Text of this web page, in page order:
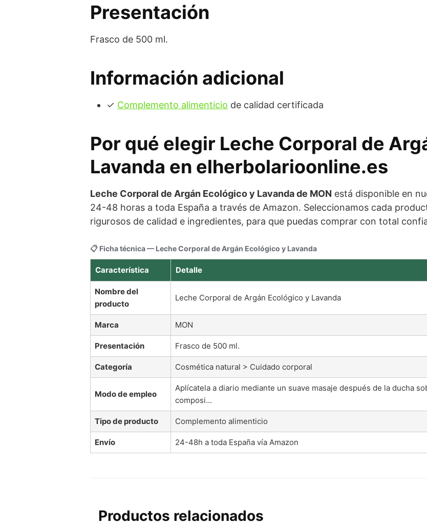
Presentación
Frasco de 500 ml.
Información adicional
✓ Complemento alimenticio de calidad certificada
Por qué elegir Leche Corporal de
Lavanda en elherbolarioonline.es
Leche Corporal de Argán Ecológico y Lavanda de MON está disponible en
24-48 horas a toda España a través de Amazon. Seleccionamos cada
rigurosos de calidad e ingredientes, para que puedas comprar con total
📋 Ficha técnica — Leche Corporal de Argán Ecológico y Lavanda
Característica Detalle
Nombre del
producto
Leche Corporal de Argán Ecológico y Lavanda
Marca MON
Presentación Frasco de 500 ml.
Categoría Cosmética natural > Cuidado corporal
Modo de empleo
Aplícatela a diario mediante un suave masaje después de la ducha
composi…
Tipo de producto Complemento alimenticio
Envío 24-48h a toda España vía Amazon
Productos relacionados